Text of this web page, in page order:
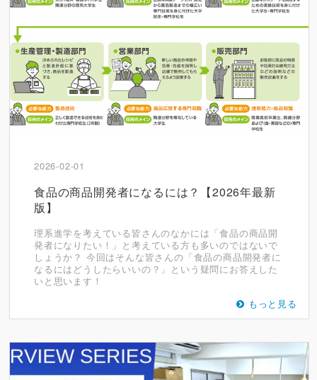
2026-02-01
食品の商品開発者になるには？【2026年最新
版】
理系進学を考えている皆さんのなかには「食品の商品開
発者になりたい！」と考えている方も多いのではないで
しょうか？ 今回はそんな皆さんの「食品の商品開発者に
なるにはどうしたらいいの？」という疑問にお答えした
いと思います！
もっと見る